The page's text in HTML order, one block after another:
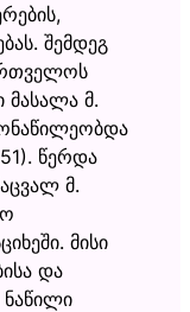
შემდეგ
მასალა მ.
წერდა
მ.
მისი
და